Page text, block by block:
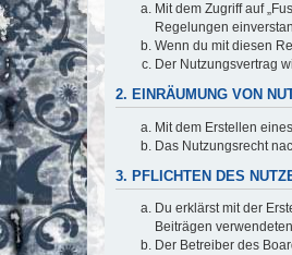
Mit dem Zugriff auf
Regelungen
Wenn du mit diesen
Der Nutzungsvertrag
2. EINRÄUMUNG VON
Mit dem Erstellen
Das Nutzungsrecht
3. PFLICHTEN DES
Du erklärst mit der
Beiträgen
Der Betreiber des